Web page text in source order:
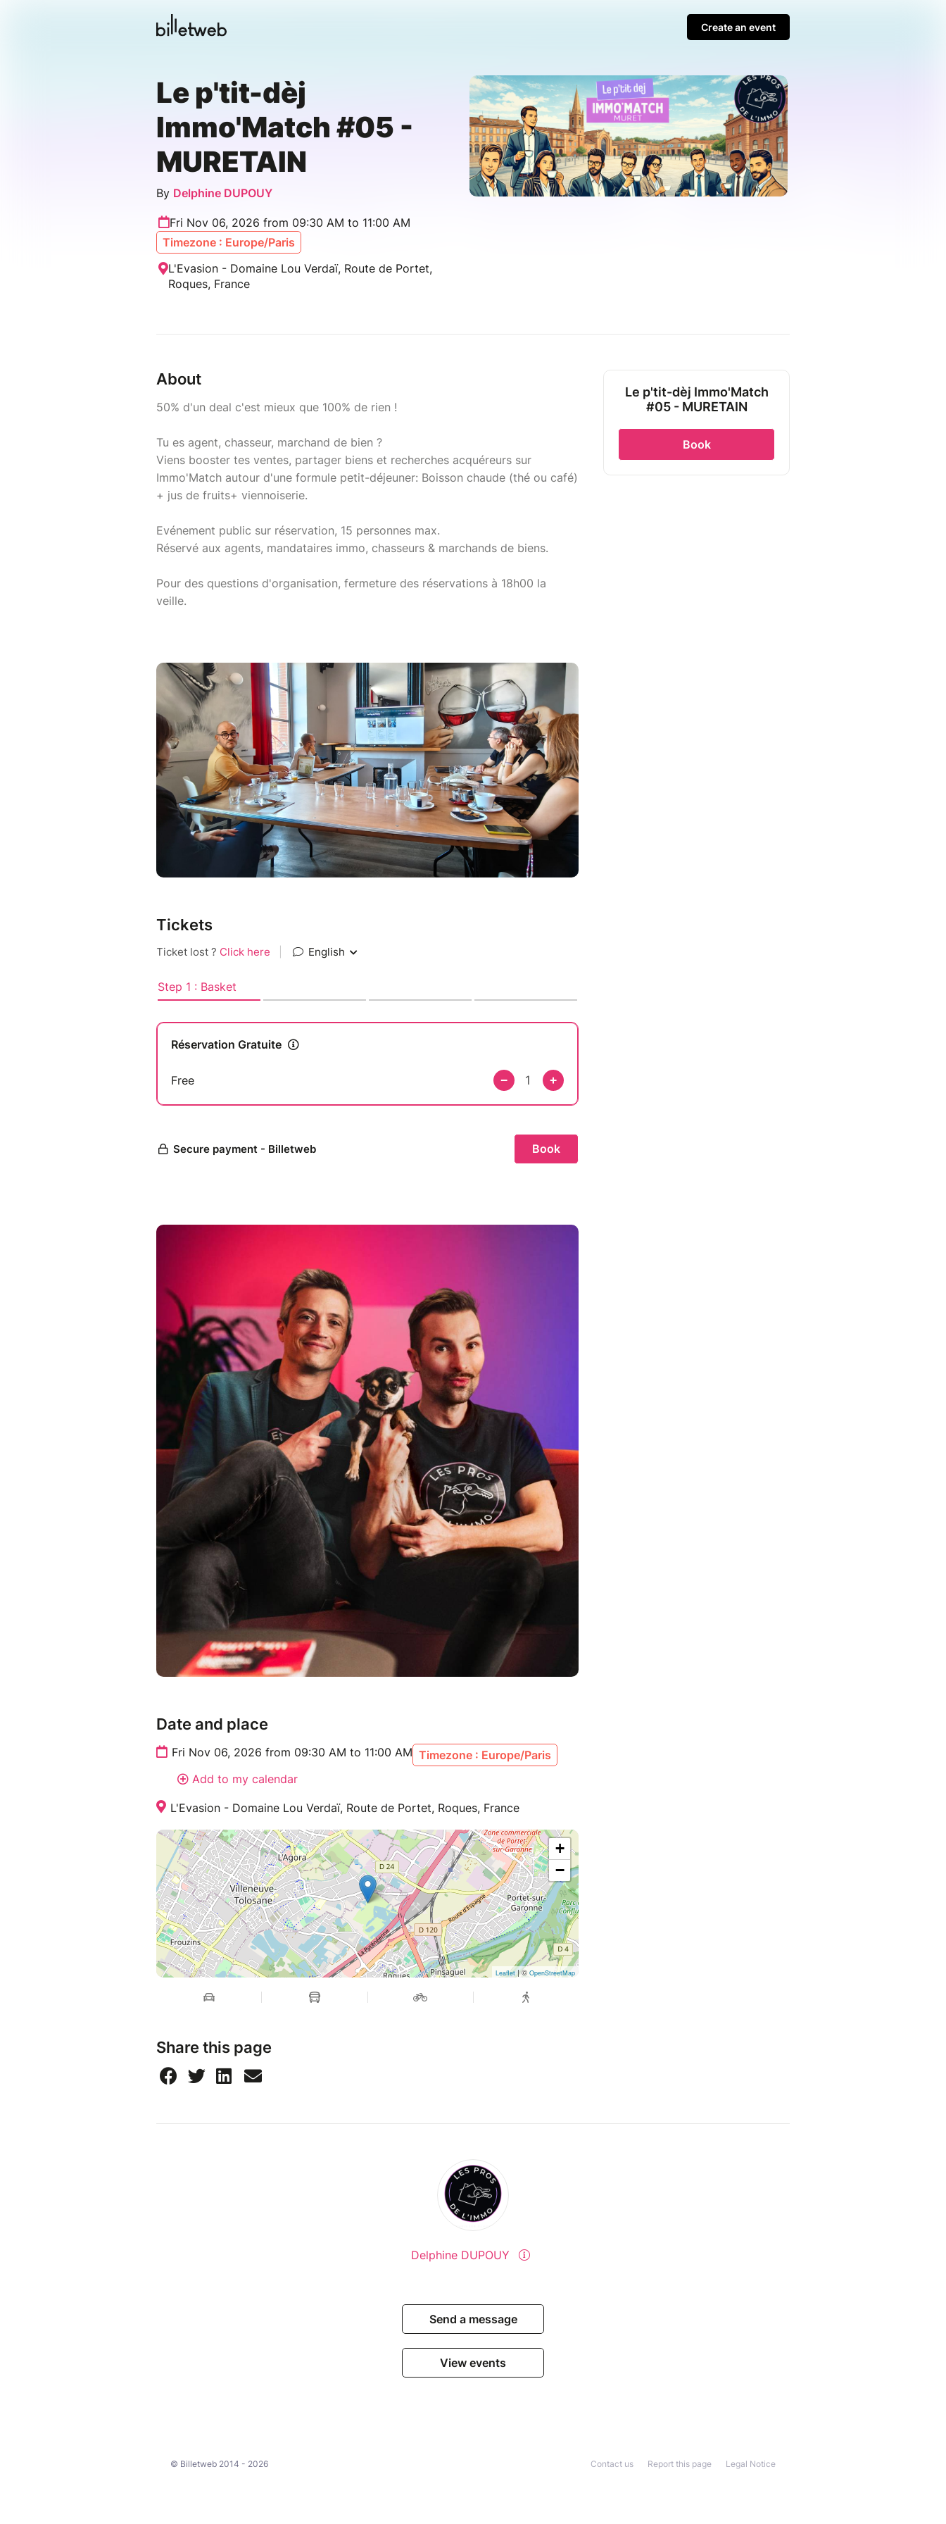
Create an event
Le p'tit-dèj
Immo'Match #05 -
MURETAIN
By Delphine DUPOUY
Fri Nov 06, 2026 from 09:30 AM to 11:00 AM
Timezone : Europe/Paris
L'Evasion - Domaine Lou Verdaï, Route de Portet,
Roques, France
About
50% d'un deal c'est mieux que 100% de rien !
Tu es agent, chasseur, marchand de bien ?
Viens booster tes ventes, partager biens et recherches acquéreurs sur
Immo'Match autour d'une formule petit-déjeuner: Boisson chaude (thé ou café)
+ jus de fruits+ viennoiserie.
Evénement public sur réservation, 15 personnes max.
Réservé aux agents, mandataires immo, chasseurs & marchands de biens.
Pour des questions d'organisation, fermeture des réservations à 18h00 la
veille.
Tickets
Date and place
Fri Nov 06, 2026 from 09:30 AM to 11:00 AM Timezone : Europe/Paris
Add to my calendar
L'Evasion - Domaine Lou Verdaï, Route de Portet, Roques, France
+
−
Leaflet| © OpenStreetMap
Share this page
Le p'tit-dèj Immo'Match
#05 - MURETAIN
Book
Delphine DUPOUY
Send a message
View events
© Billetweb 2014 - 2026 Legal Notice
Report this page
Contact us